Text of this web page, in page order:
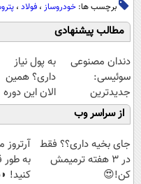
برچسب ها: خودروساز ، فولاد ،
مطالب پیشنهادی
دندان مصنوعی
سوئیسی:
جدیدترین
فناوری اروپا،
سبک و مقاوم |
پرداخت قسطی
به پول نیاز
داری؟ همین
الان این دوره
رایگان رو
کن تا دیر
از سراسر وب
جای بخیه داری؟؟ فقط
در 3 هفته ترمیمش
کن!😍
به
کنید!